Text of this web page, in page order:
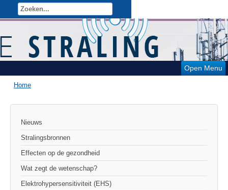
Open Menu
Home
Nieuws
Stralingsbronnen
Effecten op de gezondheid
Wat zegt de wetenschap?
Elektrohypersensitiviteit (EHS)